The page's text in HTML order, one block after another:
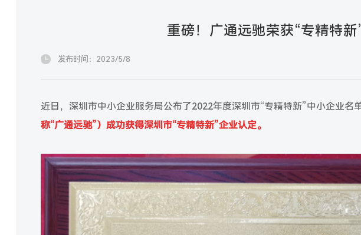
重磅！广通远驰荣获“专精特新
发布时间：2023/5/8
近日，深圳市中小企业服务局公布了2022年度深圳市“专精特新”中小企业名单
称“广通远驰”）成功获得深圳市“专精特新”企业认定。